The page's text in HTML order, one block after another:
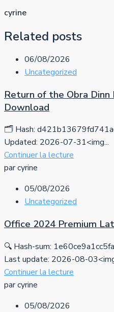
cyrine
Related posts
06/08/2026
Uncategorized
Return of the Obra Dinn
Download
🗂 Hash:
Updated: 2026-07-31<img...
Continuer la lecture
par cyrine
05/08/2026
Uncategorized
Office 2024 Premium
🔍 Hash-sum:
Last update: 2026-08-
Continuer la lecture
par cyrine
05/08/2026